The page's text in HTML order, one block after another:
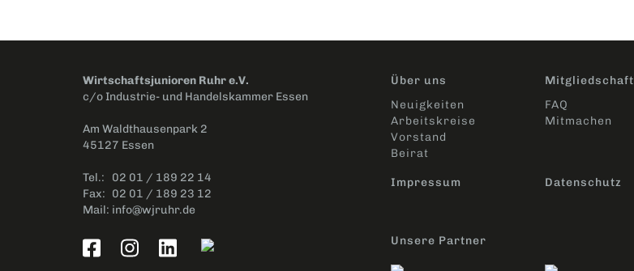
Wirtschaftsjunioren Ruhr e.V.
c/o Industrie- und Handelskammer Essen
Am Waldthausenpark 2
45127 Essen
Tel.:
02 01 / 189 22 14
Fax: 02 01 / 189 23 12
Mail: info@wjruhr.de
Über uns
Neuigkeiten
Arbeitskreise
Vorstand
Beirat
Mitgliedschaft
FAQ
Mitmachen
Impressum Datenschutz
Unsere Partner